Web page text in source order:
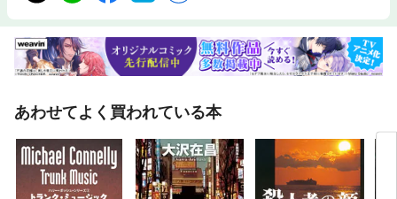
あわせてよく買われている本